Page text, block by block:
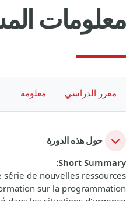
معلومات
مقرر الدراسي معلومة
حول هذه الدورة
Short Summary
:
série de nouvelles ressources
sur la programmation